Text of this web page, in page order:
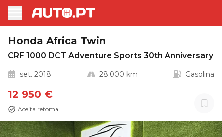
Honda Africa Twin
CRF 1000 DCT Adventure Sports 30th Anniversary
set. 2018 28.000 km Gasolina
12 950 €
Aceita retoma